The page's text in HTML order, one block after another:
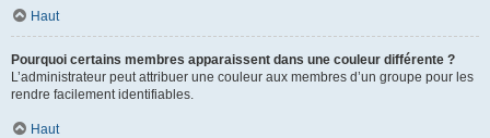
Haut
Pourquoi certains membres apparaissent dans une couleur différente ?
L’administrateur peut attribuer une couleur aux membres d’un groupe pour les
rendre facilement identifiables.
Haut